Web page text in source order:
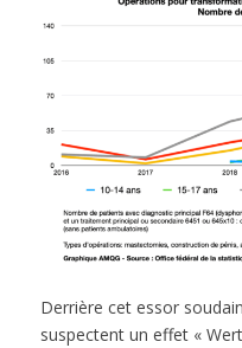
Derrière cet essor
suspectent un effet «